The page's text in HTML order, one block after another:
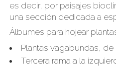
es decir, por paisajes
una sección dedicada a
Álbumes para hojear
Plantas vagabundas, de
Tercera rama a la